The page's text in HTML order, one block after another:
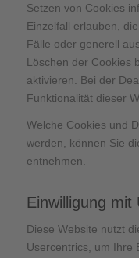
Setzen von Cookies
Einzelfall erlauben,
Fälle oder generell
Löschen der Cookies
aktivieren. Bei der
Funktionalität dieser
Welche Cookies und
werden, können Sie
entnehmen.
Einwilligung mit
Diese Website nutzt
Usercentrics, um Ihre